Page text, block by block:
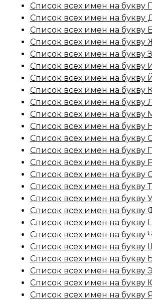
Список всех имен на букву Г
Список всех имен на букву
Список всех имен на букву Е
Список всех имен на букву
Список всех имен на букву З
Список всех имен на букву
Список всех имен на букву
Список всех имен на букву
Список всех имен на букву
Список всех имен на букву
Список всех имен на букву
Список всех имен на букву
Список всех имен на букву
Список всех имен на букву
Список всех имен на букву
Список всех имен на букву Т
Список всех имен на букву
Список всех имен на букву
Список всех имен на букву
Список всех имен на букву Ч
Список всех имен на букву
Список всех имен на букву
Список всех имен на букву Э
Список всех имен на букву
Список всех имен на букву Я